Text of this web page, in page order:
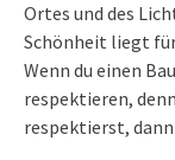
Ortes und des
Schönheit liegt
Wenn du einen
respektieren,
respektierst, dann